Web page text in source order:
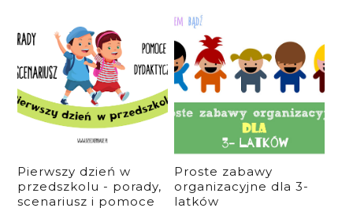
Pierwszy dzień w
przedszkolu - porady,
scenariusz i pomoce
Proste zabawy
organizacyjne dla 3-
latków